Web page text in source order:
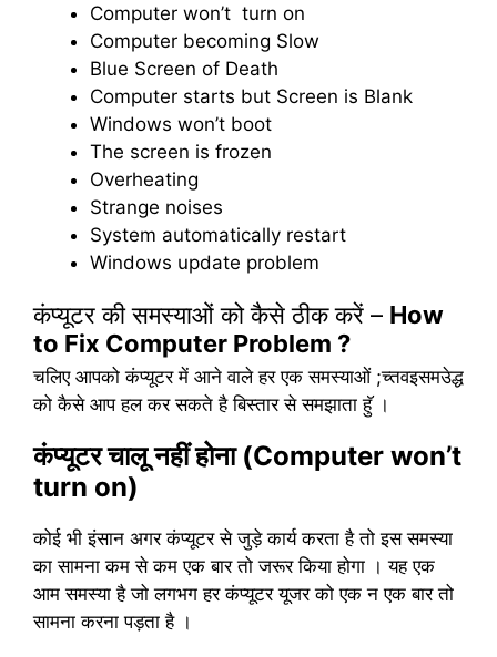
Computer won’t turn on
Computer becoming Slow
Blue Screen of Death
Computer starts but Screen is Blank
Windows won’t boot
The screen is frozen
Overheating
Strange noises
System automatically restart
Windows update problem
कंप्यूटर की समस्याओं को कैसे ठीक करें – How
to Fix Computer Problem ?
चलिए आपको कंप्यूटर में आने वाले हर एक समस्याओं ;च्तवइसमउेद्ध
को कैसे आप हल कर सकते है बिस्तार से समझाता हुॅ ।
कंप्यूटर चालू नहीं होना (Computer won’t
turn on)
कोई भी इंसान अगर कंप्यूटर से जुड़े कार्य करता है तो इस समस्या
का सामना कम से कम एक बार तो जरूर किया होगा । यह एक
आम समस्या है जो लगभग हर कंप्यूटर यूजर को एक न एक बार तो
सामना करना पड़ता है ।